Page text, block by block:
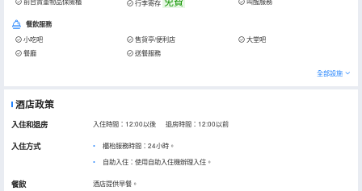
行李寄存
餐飲服務
小吃吧 售貨亭/便利店
大堂吧
餐廳
送餐服務
全部設施
酒店政策
入住和退房 入住時間：12:00以後 退房時間：12:00以前
入住方式
櫃枱服務時間：24小時。
自助入住：使用自助入住機辦理入住。
餐飲 酒店提供早餐。